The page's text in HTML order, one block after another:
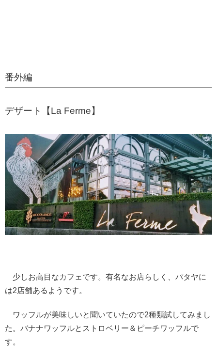
番外編
デザート【La Ferme】
少しお高目なカフェです。有名なお店らしく、パタヤに
は2店舗あるようです。
ワッフルが美味しいと聞いていたので2種類試してみまし
た。バナナワッフルとストロベリー＆ピーチワッフルで
す。